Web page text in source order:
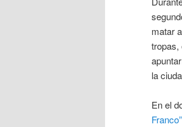
matar
tropas,
la
En el
Franco”